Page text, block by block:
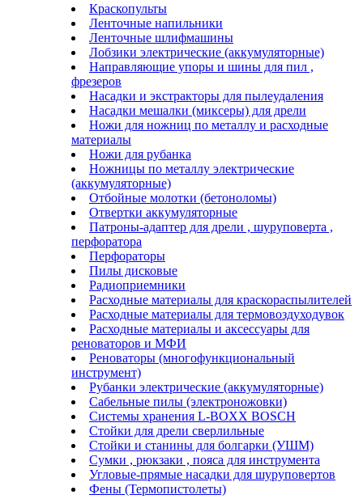
Краскопульты
Ленточные напильники
Ленточные шлифмашины
Лобзики электрические (аккумуляторные)
Направляющие упоры и шины для пил ,
фрезеров
Насадки и экстракторы для пылеудаления
Насадки мешалки (миксеры) для дрели
Ножи для ножниц по металлу и расходные
материалы
Ножи для рубанка
Ножницы по металлу электрические
(аккумуляторные)
Отбойные молотки (бетоноломы)
Отвертки аккумуляторные
Патроны-адаптер для дрели , шуруповерта ,
перфоратора
Перфораторы
Пилы дисковые
Радиоприемники
Расходные материалы для краскораспылителей
Расходные материалы для термовоздуходувок
Расходные материалы и аксессуары для
реноваторов и МФИ
Реноваторы (многофункциональный
инструмент)
Рубанки электрические (аккумуляторные)
Сабельные пилы (электроножовки)
Системы хранения L-BOXX BOSCH
Стойки для дрели сверлильные
Стойки и станины для болгарки (УШМ)
Сумки , рюкзаки , пояса для инструмента
Угловые-прямые насадки для шуруповертов
Фены (Термопистолеты)